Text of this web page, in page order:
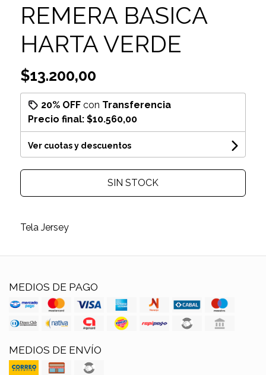
REMERA BASICA
HARTA VERDE
$13.200,00
20% OFFcon Transferencia
Precio final: $10.560,00
Ver cuotas y descuentos
SIN STOCK
Tela Jersey
MEDIOS DE PAGO
MEDIOS DE ENVÍO